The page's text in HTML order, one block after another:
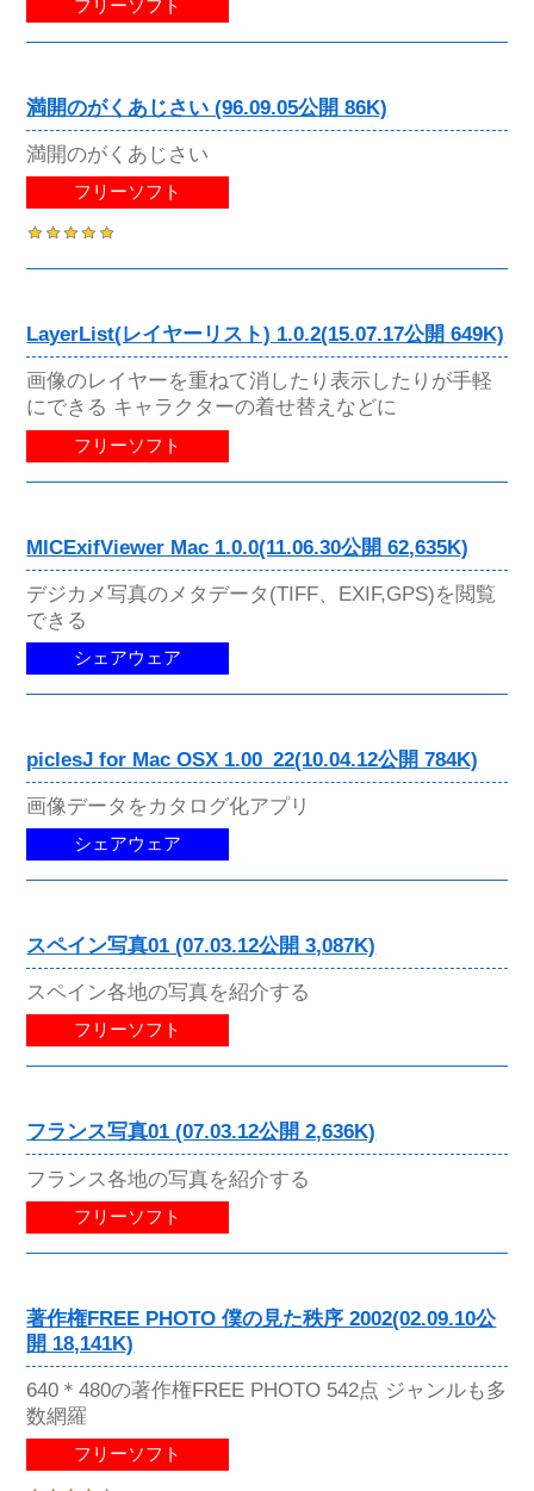
フリーソフト
満開のがくあじさい (96.09.05公開 86K)
満開のがくあじさい
フリーソフト
LayerList(レイヤーリスト) 1.0.2(15.07.17公開 649K)
画像のレイヤーを重ねて消したり表示したりが手軽
にできる キャラクターの着せ替えなどに
フリーソフト
MICExifViewer Mac 1.0.0(11.06.30公開 62,635K)
デジカメ写真のメタデータ(TIFF、EXIF,GPS)を閲覧
できる
シェアウェア
piclesJ for Mac OSX 1.00_22(10.04.12公開 784K)
画像データをカタログ化アプリ
シェアウェア
スペイン写真01 (07.03.12公開 3,087K)
スペイン各地の写真を紹介する
フリーソフト
フランス写真01 (07.03.12公開 2,636K)
フランス各地の写真を紹介する
フリーソフト
著作権FREE PHOTO 僕の見た秩序 2002(02.09.10公
開 18,141K)
640＊480の著作権FREE PHOTO 542点 ジャンルも多
数網羅
フリーソフト